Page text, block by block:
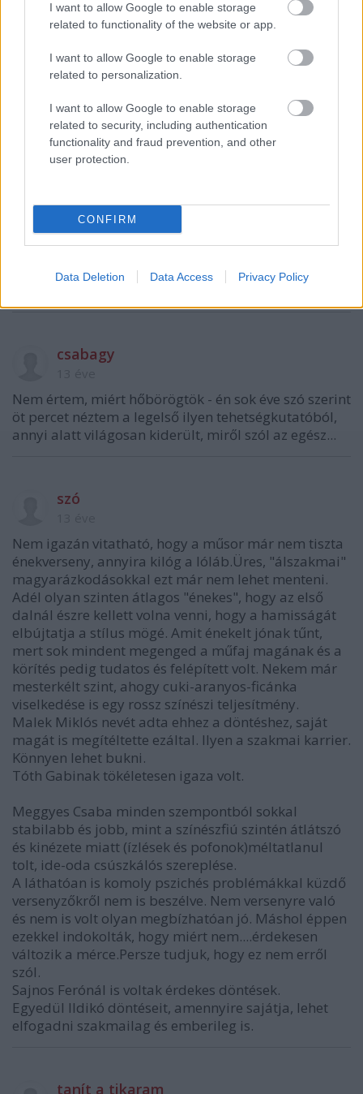
I want to allow Google to enable storage
related to functionality of the website or app.
I want to allow Google to enable storage
related to personalization.
I want to allow Google to enable storage
related to security, including authentication
functionality and fraud prevention, and other
user protection.
CONFIRM
Data Deletion Data Access Privacy Policy
de szerintem az a Favzi Kabir is... na mondjátok már
na az szerintem transzfesztita, meg nem tetszik
egyébként meg egy kibaszott nagy fos az egész
műsor, megint kreálnak pár csicska énekest, akiket 2
évig hordanak haknizni, aztán eltűnnek a
never again
csabagy
Nem értem, miért hőbörögtök - én sok éve szó szerint
öt percet néztem a legelső ilyen tehetségkutatóból,
annyi alatt világosan kiderült, miről szól az egész...
szó
Nem igazán vitatható, hogy a műsor már nem tiszta
énekverseny, annyira kilóg a lóláb.Üres, "álszakmai"
magyarázkodásokkal ezt már nem lehet menteni.
Adél olyan szinten átlagos "énekes", hogy az első
dalnál észre kellett volna venni, hogy a hamisságát
elbújtatja a stílus mögé. Amit énekelt jónak tűnt,
mert sok mindent megenged a műfaj magának és a
körítés pedig tudatos és felépített volt. Nekem már
mesterkélt szint, ahogy cuki-aranyos-ficánka
viselkedése is egy rossz színészi teljesítmény.
Malek Miklós nevét adta ehhez a döntéshez, saját
magát is megítéltette ezáltal. Ilyen a szakmai karrier.
Könnyen lehet bukni.
Tóth Gabinak tökéletesen igaza volt.
Meggyes Csaba minden szempontból sokkal
stabilabb és jobb, mint a színészfiú szintén átlátszó
és kinézete miatt (ízlések és pofonok)méltatlanul
tolt, ide-oda csúszkálós szereplése.
A láthatóan is komoly pszichés problémákkal küzdő
versenyzőkről nem is beszélve. Nem versenyre való
és nem is volt olyan megbízhatóan jó. Máshol éppen
ezekkel indokolták, hogy miért nem....érdekesen
változik a mérce.Persze tudjuk, hogy ez nem erről
szól.
Sajnos Ferónál is voltak érdekes döntések.
Egyedül Ildikó döntéseit, amennyire sajátja, lehet
elfogadni szakmailag és emberileg is.
tanít a tikaram